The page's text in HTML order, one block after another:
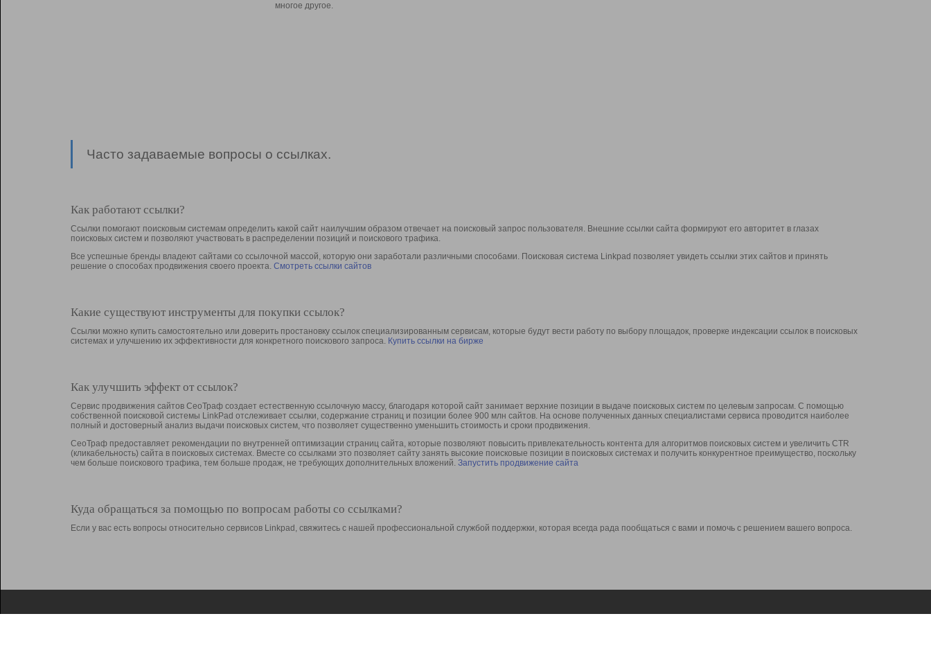
многое другое.
Часто задаваемые вопросы о ссылках.
Как работают ссылки?
Ссылки помогают поисковым системам определить какой сайт наилучшим образом отвечает на поисковый запрос пользователя. Внешние ссылки сайта формируют его авторитет в глазах
поисковых систем и позволяют участвовать в раcпределении позиций и поискового трафика.
Все успешные бренды владеют сайтами со ссылочной массой, которую они заработали различными способами. Поисковая система Linkpad позволяет увидеть ссылки этих сайтов и принять
решение о способах продвижения своего проекта. Смотреть ссылки сайтов
Какие существуют инструменты для покупки ссылок?
Ссылки можно купить самостоятельно или доверить простановку ссылок специализированным сервисам, которые будут вести работу по выбору площадок, проверке индексации ссылок в поисковых
системах и улучшению их эффективности для конкретного поискового запроса. Купить ссылки на бирже
Как улучшить эффект от ссылок?
Сервис продвижения сайтов СеоТраф создает естественную ссылочную массу, благодаря которой сайт занимает верхние позиции в выдаче поисковых систем по целевым запросам. С помощью
собственной поисковой системы LinkPad отслеживает ссылки, содержание страниц и позиции более 900 млн сайтов. На основе полученных данных специалистами сервиса проводится наиболее
полный и достоверный анализ выдачи поисковых систем, что позволяет существенно уменьшить стоимость и сроки продвижения.
СеоТраф предоставляет рекомендации по внутренней оптимизации страниц сайта, которые позволяют повысить привлекательность контента для алгоритмов поисковых систем и увеличить CTR
(кликабельность) сайта в поисковых системах. Вместе со ссылками это позволяет сайту занять высокие поисковые позиции в поисковых системах и получить конкурентное преимущество, поскольку
чем больше поискового трафика, тем больше продаж, не требующих дополнительных вложений. Запустить продвижение сайта
Куда обращаться за помощью по вопросам работы со ссылками?
Если у вас есть вопросы относительно сервисов Linkpad, свяжитесь с нашей профессиональной службой поддержки, которая всегда рада пообщаться с вами и помочь с решением вашего вопроса.